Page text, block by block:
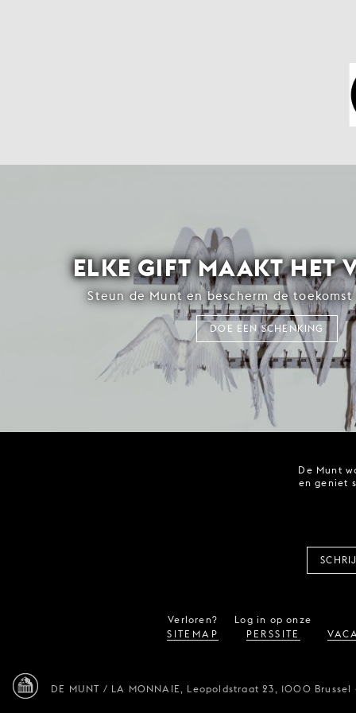
ELKE GIFT MAAKT HET
Steun de Munt en bescherm de
DOE EEN SCHENKING
De Munt
en geniet
Verloren?
SITEMAP
Log in op onze
PERSSITE
DE MUNT / LA MONNAIE, Leopoldstraat 23, 1000 Brussel